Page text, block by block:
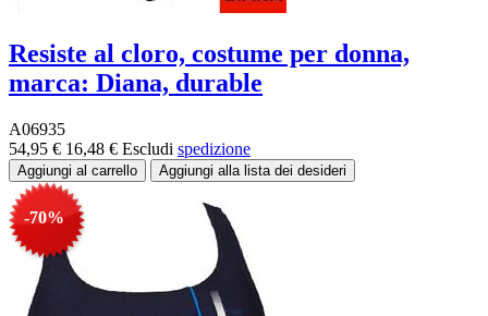
Resiste al cloro, costume per donna,
marca: Diana, durable
A06935
54,95 € 16,48 € Escludi spedizione
-70%